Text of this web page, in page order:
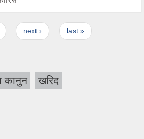
next › last »
कानुन खरिद